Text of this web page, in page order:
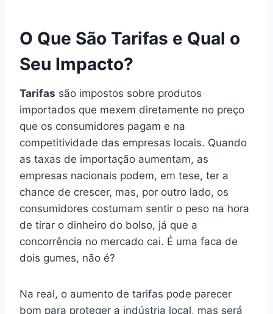
O Que São Tarifas e Qual o
Seu Impacto?
Tarifas são impostos sobre produtos
importados que mexem diretamente no preço
que os consumidores pagam e na
competitividade das empresas locais. Quando
as taxas de importação aumentam, as
empresas nacionais podem, em tese, ter a
chance de crescer, mas, por outro lado, os
consumidores costumam sentir o peso na hora
de tirar o dinheiro do bolso, já que a
concorrência no mercado cai. É uma faca de
dois gumes, não é?
Na real, o aumento de tarifas pode parecer
bom para proteger a indústria local, mas será